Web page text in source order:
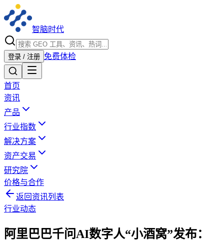
智脑时代
登录 / 注册 免费体检
首页
资讯
产品
行业指数
解决方案
资产交易
研究院
价格与合作
返回资讯列表
行业动态
阿里巴巴千问AI数字人“小酒窝”发布：